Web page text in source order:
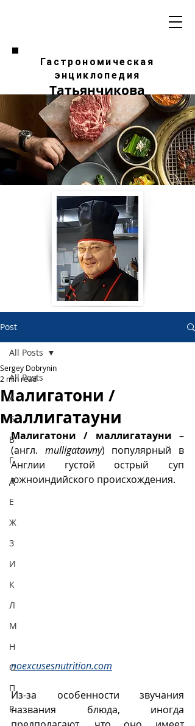
Гастрономическая
энциклопедия
Татьянчикова
Post
All Posts
А
Б
В
Г
Д
Е
Ж
З
И
К
Л
М
Н
О
П
Р
All Posts
Малигатони /
маллигатауни
Sergey Dobrynin
2 min read
Малигатони / маллигатауни –
(англ. mulligatawny) популярный в
Англии густой острый суп
южноиндийского происхождения.
noexcusesnutrition.com
Из-за особенности звучания
названия блюда, иногда